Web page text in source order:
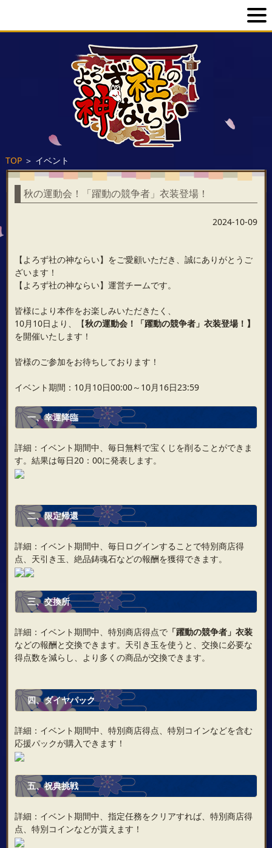
TOP＞ イベント
秋の運動会！「躍動の競争者」衣装登場！
2024-10-09
【よろず社の神ならい】をご愛顧いただき、誠にありがとうご
ざいます！
【よろず社の神ならい】運営チームです。
皆様により本作をお楽しみいただきたく、
10月10日より、【秋の運動会！「躍動の競争者」衣装登場！】
を開催いたします！
皆様のご参加をお待ちしております！
イベント期間：10月10日00:00～10月16日23:59
一、幸運降臨
詳細：イベント期間中、毎日無料で宝くじを削ることができま
す。結果は毎日20：00に発表します。
二、限定帰還
詳細：イベント期間中、毎日ログインすることで特別商店得
点、天引き玉、絶品鋳魂石などの報酬を獲得できます。
三、交換所
詳細：イベント期間中、特別商店得点で「躍動の競争者」衣装
などの報酬と交換できます。天引き玉を使うと、交換に必要な
得点数を減らし、より多くの商品が交換できます。
四、ダイヤパック
詳細：イベント期間中、特別商店得点、特別コインなどを含む
応援パックが購入できます！
五、祝典挑戦
詳細：イベント期間中、指定任務をクリアすれば、特別商店得
点、特別コインなどが貰えます！